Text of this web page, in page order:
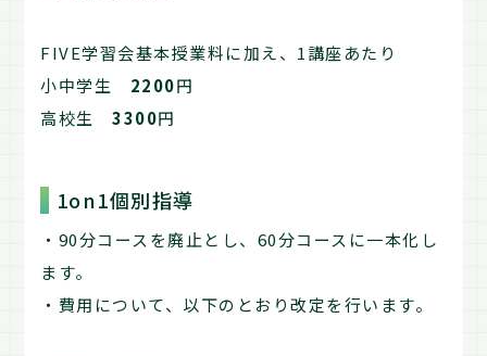
FIVE学習会基本授業料に加え、1講座あたり
小中学生 2200円
高校生3300円
1on1個別指導
・90分コースを廃止とし、60分コースに一本化し
ます。
・費用について、以下のとおり改定を行います。